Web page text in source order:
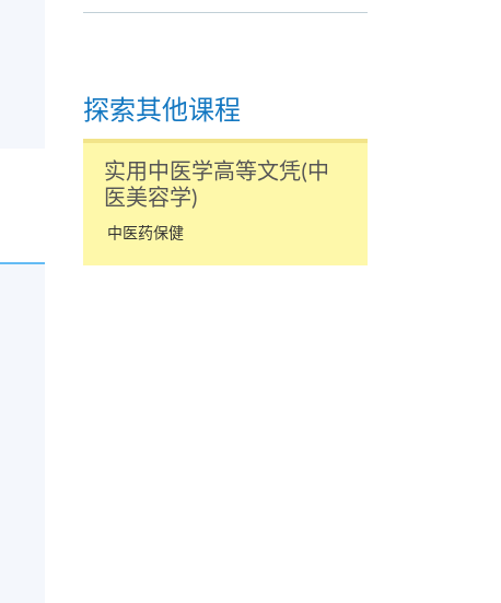
探索其他课程
实用中医学高等文凭(中
医美容学)
中医药保健